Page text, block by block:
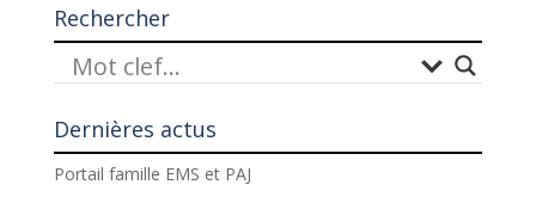
Rechercher
Dernières actus
Portail famille EMS et PAJ